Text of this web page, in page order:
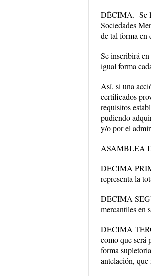
DÉCIMA.- Se
Sociedades
de tal forma en
Se inscribirá
igual forma
Así, si una
certificados
requisitos
pudiendo
y/o por el
ASAMBLEA
DECIMA
representa la
DECIMA
mercantiles en
DECIMA
como que será
forma
antelación, que